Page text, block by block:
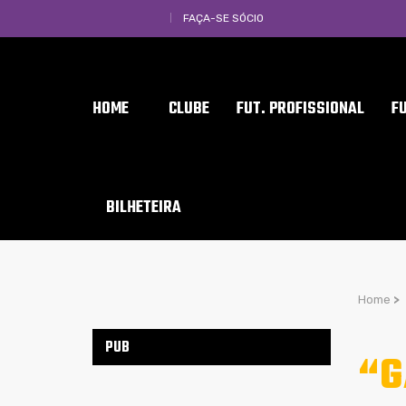
FAÇA-SE SÓCIO
HOME CLUBE FUT. PROFISSIONAL
BILHETEIRA
Home >
PUB